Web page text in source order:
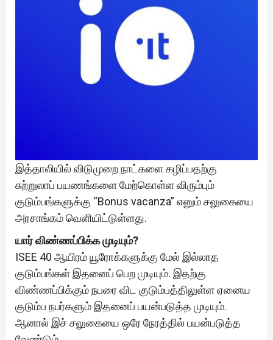
இத்தாலியில் விடுமுறை நாட்களை கழிப்பதற்கு
சுற்றுலாப் பயணங்களை மேற்கொள்ள விரும்பும்
குடும்பங்களுக்கு “Bonus vacanza” எனும் சலுகையை
அரசாங்கம் வெளியிட்டுள்ளது.
யார் விண்ணப்பிக்க முடியும்?
ISEE 40 ஆயிரம் யூரோக்களுக்கு மேல் இல்லாத
குடும்பங்கள் இதனைப் பெற முடியும். இதற்கு
விண்ணப்பிக்கும் நபரை விட குடும்பத்திலுள்ள ஏனைய
குடும்ப நபர்களும் இதனைப் பயன்படுத்த முடியும்.
ஆனால் இச் சலுகையை ஒரே நேரத்தில் பயன்படுத்த